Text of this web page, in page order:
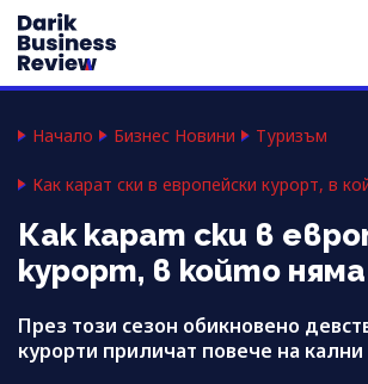
Начало Бизнес Новини Туризъм
Как карат ски в европейски курорт, в
Как карат ски в
курорт, в който няма
През този сезон обикновено
курорти приличат повече на кални